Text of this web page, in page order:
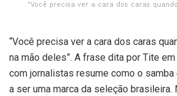
"Você precisa ver a cara dos caras
“Você precisa ver a cara dos caras
na mão deles”. A frase dita por Tite
com jornalistas resume como o
a ser uma marca da seleção brasileira.